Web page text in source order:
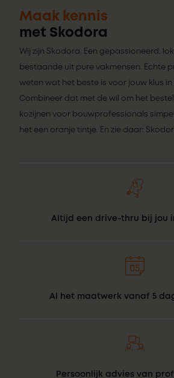
Maak kennis
met Skodora
Wij zijn Skodora. Een gepassioneerd,
bestaande uit pure vakmensen. Echte
weten wat het beste is voor jouw klus in
Combineer dat met de wil om het
kozijnen voor bouwprofessionals
het een oranje tintje. En zie daar:
Altijd een drive-thru bij jou
Al het maatwerk vanaf 5
Persoonlijk advies van